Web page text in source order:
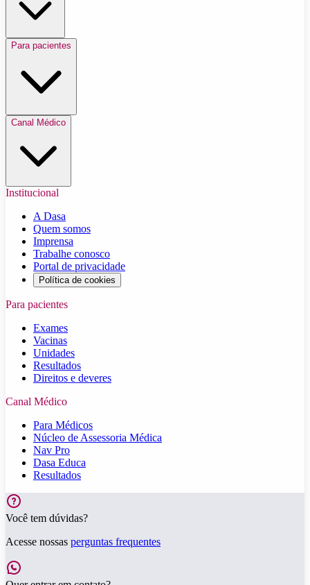
Para pacientes
Canal Médico
Institucional
A Dasa
Quem somos
Imprensa
Trabalhe conosco
Portal de privacidade
Política de cookies
Para pacientes
Exames
Vacinas
Unidades
Resultados
Direitos e deveres
Canal Médico
Para Médicos
Núcleo de Assessoria Médica
Nav Pro
Dasa Educa
Resultados
Você tem dúvidas?
Acesse nossas perguntas frequentes